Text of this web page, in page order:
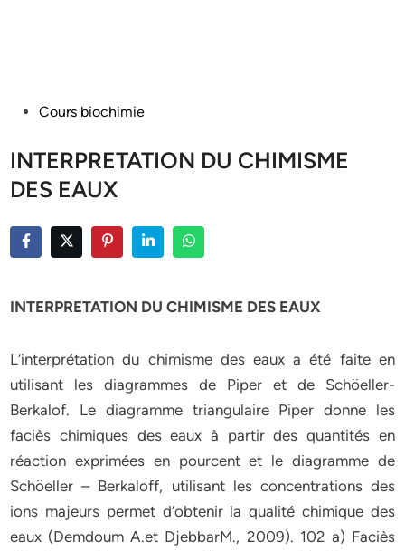
PostedCours biochimie
INTERPRETATION DU CHIMISME
DES EAUX
INTERPRETATION DU CHIMISME DES EAUX
L’interprétation du chimisme des eaux a été faite en
utilisant les diagrammes de Piper et de Schöeller-
Berkalof. Le diagramme triangulaire Piper donne les
faciès chimiques des eaux à partir des quantités en
réaction exprimées en pourcent et le diagramme de
Schöeller – Berkaloff, utilisant les concentrations des
ions majeurs permet d’obtenir la qualité chimique des
eaux (Demdoum A.et DjebbarM., 2009). 102 a) Faciès